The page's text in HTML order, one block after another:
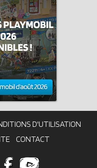
D'UTILISATION
CONTACT